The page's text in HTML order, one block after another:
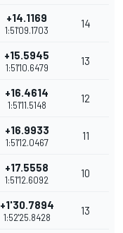
+14.1169
1:51'09.1703
14
+15.5945
1:51'10.6479
13
+16.4614
1:51'11.5148
12
+16.9933
1:51'12.0467
11
+17.5558
1:51'12.6092
10
+1'30.7894
1:52'25.8428
13